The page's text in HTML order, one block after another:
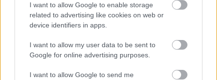
I want to allow Google to enable storage
related to advertising like cookies on web or
device identifiers in apps.
I want to allow my user data to be sent to
Google for online advertising purposes.
I want to allow Google to send me
teljesítenie, jelen esetben megterveznie és
berendeznie egy töküres szobát, ez a műsor
ugyanolyan izgalmas tud lenni, mint a főzős
tehetségkutatók, úgyhogy érdemes belenézni annak
is, aki nem akar topdesigner lenni még otthon sem.
Premier: 2010. január 13-án, szerdá 16:30-kor a Dekón.